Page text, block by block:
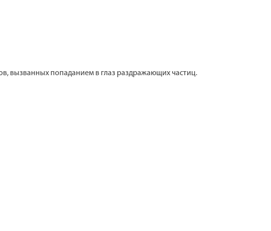
вызванных попаданием в глаз раздражающих частиц.